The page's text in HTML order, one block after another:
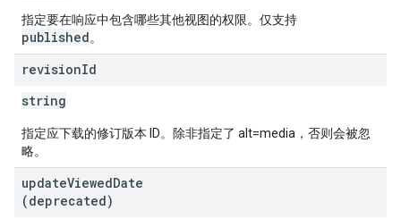
指定要在响应中包含哪些其他视图的权限。仅支持
published。
revisionId
string
指定应下载的修订版本 ID。除非指定了 alt=media，否则会被忽
略。
updateViewedDate
(deprecated)